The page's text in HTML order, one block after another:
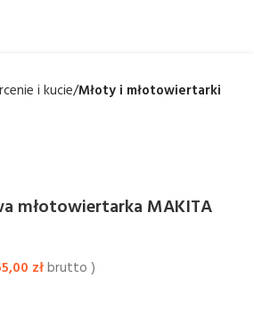
i kucie Młoty i młotowiertarki
młotowiertarka MAKITA
złbrutto )